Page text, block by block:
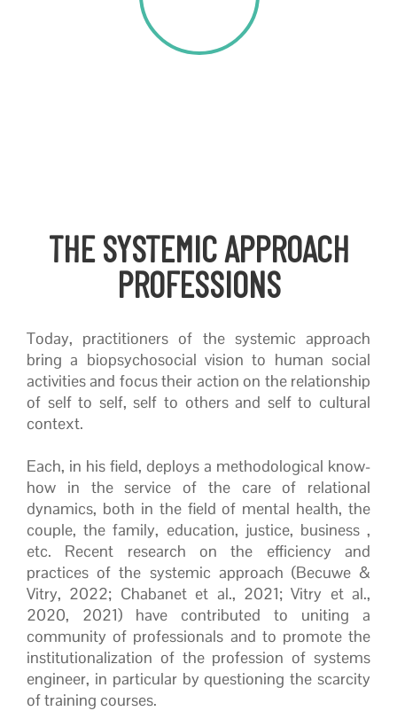
THE SYSTEMIC APPROACH
PROFESSIONS
Today, practitioners of the systemic approach
bring a biopsychosocial vision to human social
activities and focus their action on the relationship
of self to self, self to others and self to cultural
context.
Each, in his field, deploys a methodological know-
how in the service of the care of relational
dynamics, both in the field of mental health, the
couple, the family, education, justice, business ,
etc. Recent research on the efficiency and
practices of the systemic approach (Becuwe &
Vitry, 2022; Chabanet et al., 2021; Vitry et al.,
2020, 2021) have contributed to uniting a
community of professionals and to promote the
institutionalization of the profession of systems
engineer, in particular by questioning the scarcity
of training courses.